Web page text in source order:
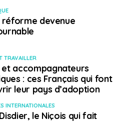
bureaux de vote, le nombre
990 cette année. »
dispositif
à la présidente de l’AFE en
réforme devenue
TRAVAILLER
et accompagnateurs
: ces Français qui font
leur pays d’adoption
INTERNATIONALES
le Niçois qui fait